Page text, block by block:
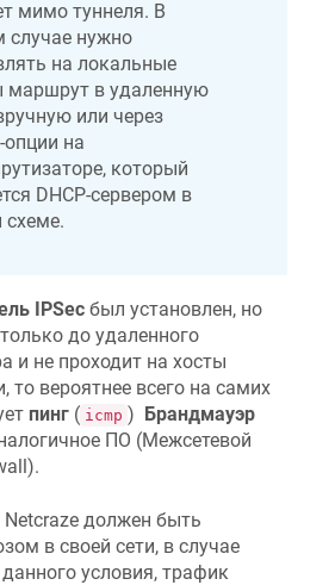
мимо туннеля. В
случае нужно
на локальные
маршрут в удаленную
или через
опции на
который
DHCP-сервером в
схеме.
IPSec был установлен, но
до удаленного
и не проходит на хосты
то вероятнее всего на самих
пинг ( icmp ) Брандмауэр
ПО (Межсетевой
Netcraze должен быть
в своей сети, в случае
условия, трафик